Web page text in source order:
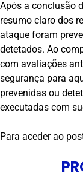
Após a conclusão
resumo claro dos
ataque foram
detetados. Ao
com avaliações
segurança para
prevenidas ou
executadas com
Para aceder ao